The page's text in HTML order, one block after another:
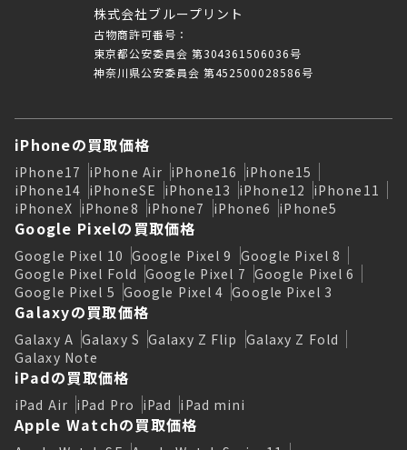
株式会社ブループリント
古物商許可番号：
東京都公安委員会 第304361506036号
神奈川県公安委員会 第452500028586号
iPhoneの買取価格
iPhone17 iPhone Air iPhone16 iPhone15
iPhone14 iPhoneSE iPhone13 iPhone12 iPhone11
iPhoneX iPhone8 iPhone7 iPhone6 iPhone5
Google Pixelの買取価格
Google Pixel 10 Google Pixel 9 Google Pixel 8
Google Pixel Fold Google Pixel 7 Google Pixel 6
Google Pixel 5 Google Pixel 4 Google Pixel 3
Galaxyの買取価格
Galaxy A Galaxy S Galaxy Z Flip Galaxy Z Fold
Galaxy Note
iPadの買取価格
iPad Air iPad Pro iPad iPad mini
Apple Watchの買取価格